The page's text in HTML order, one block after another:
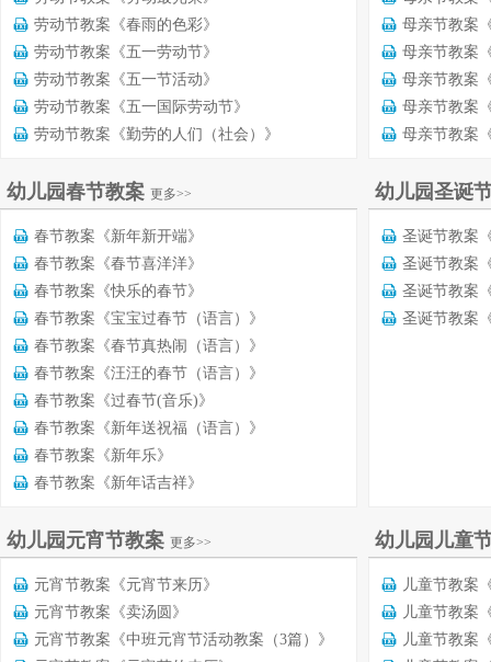
劳动节教案《春雨的色彩》
劳动节教案《五一劳动节》
劳动节教案《五一节活动》
劳动节教案《五一国际劳动节》
劳动节教案《勤劳的人们（社会）》
母亲节教案
母亲节教案
母亲节教案
母亲节教案
母亲节教案
幼儿园春节教案 更多>>
春节教案《新年新开端》
春节教案《春节喜洋洋》
春节教案《快乐的春节》
春节教案《宝宝过春节（语言）》
春节教案《春节真热闹（语言）》
春节教案《汪汪的春节（语言）》
春节教案《过春节(音乐)》
春节教案《新年送祝福（语言）》
春节教案《新年乐》
春节教案《新年话吉祥》
幼儿园圣诞
圣诞节教案
圣诞节教案
圣诞节教案
圣诞节教案
幼儿园元宵节教案 更多>>
元宵节教案《元宵节来历》
元宵节教案《卖汤圆》
元宵节教案《中班元宵节活动教案（3篇）》
幼儿园儿童
儿童节教案
儿童节教案
儿童节教案